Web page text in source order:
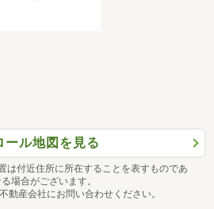
ール地図を見る
は付近住所に所在することを表すものであ
場合がございます。
動産会社にお問い合わせください。